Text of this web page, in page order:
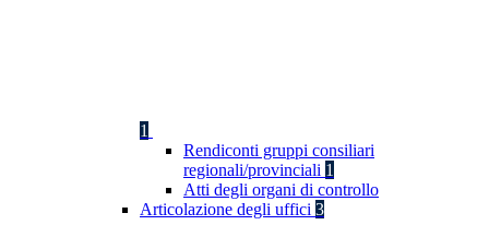
1
Rendiconti gruppi consiliari
regionali/provinciali 1
Atti degli organi di controllo
Articolazione degli uffici 3